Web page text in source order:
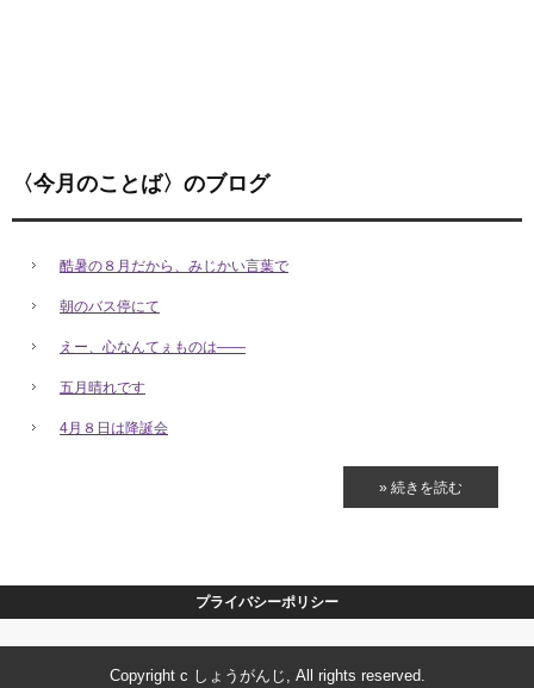
〈今月のことば〉のブログ
酷暑の８月だから、みじかい言葉で
朝のバス停にて
えー、心なんてぇものは――
五月晴れです
4月８日は降誕会
» 続きを読む
プライバシーポリシー
Copyright c しょうがんじ, All rights reserved.